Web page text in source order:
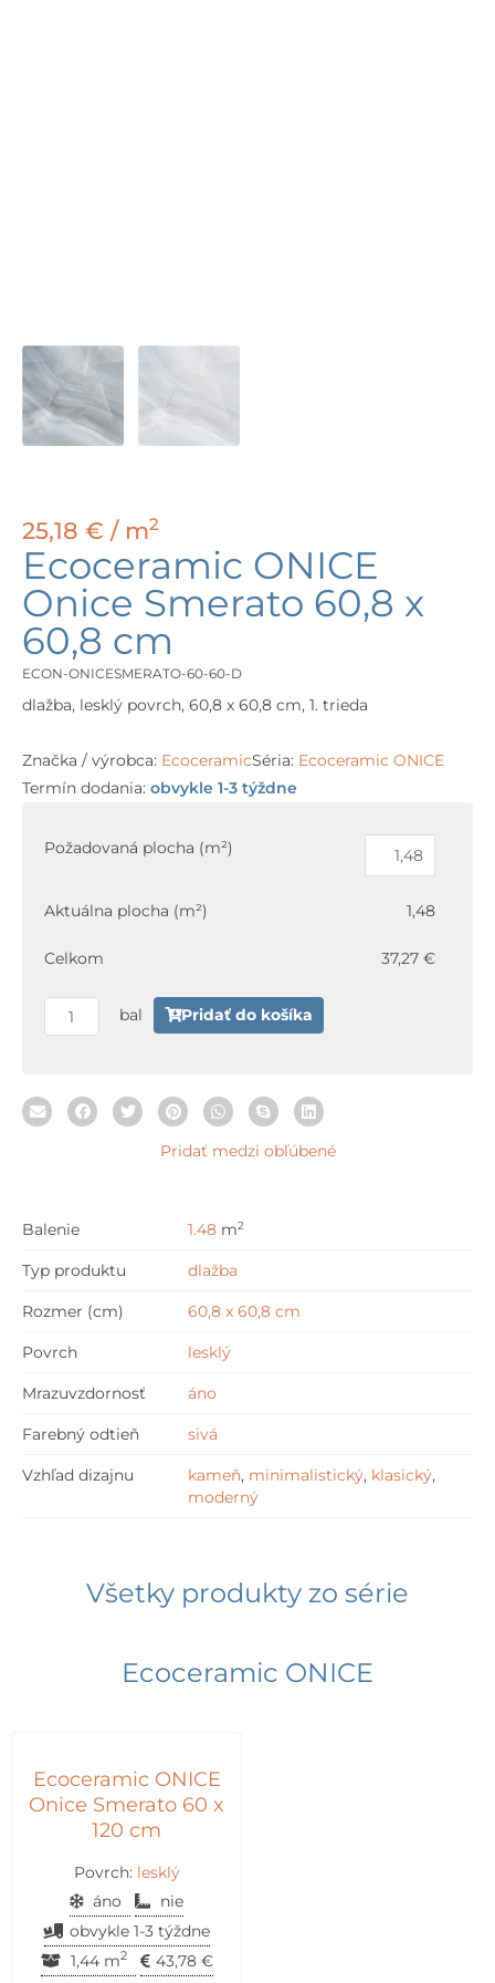
25,18 € / m2
Ecoceramic ONICE
Onice Smerato 60,8 x
60,8 cm
ECON-ONICESMERATO-60-60-D
dlažba, lesklý povrch, 60,8 x 60,8 cm, 1. trieda
Značka / výrobca: EcoceramicSéria: Ecoceramic ONICE
Termín dodania: obvykle 1-3 týždne
Požadovaná plocha (m²)
Aktuálna plocha (m²) 1,48
Celkom 37,27 €
Ecoceramic
60,8
60,8
cm
bal Pridať do košíka
Pridať medzi obľúbené
Balenie 1.48 m2
Typ produktu dlažba
Rozmer (cm) 60,8 x 60,8 cm
Povrch lesklý
Mrazuvzdornosť áno
Farebný odtieň sivá
Vzhľad dizajnu kameň, minimalistický, klasický,
moderný
Všetky produkty zo série
Ecoceramic ONICE
Ecoceramic ONICE
Onice Smerato 60 x
120 cm
Povrch: lesklý
áno
nie
obvykle 1-3 týždne
1,44 m2 43,78 €